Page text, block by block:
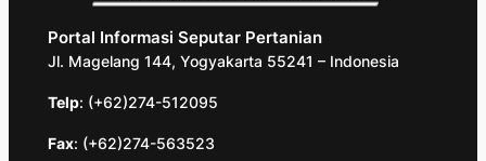
Portal Informasi Seputar Pertanian
Jl. Magelang 144, Yogyakarta 55241 – Indonesia
Telp: (+62)274-512095
Fax: (+62)274-563523